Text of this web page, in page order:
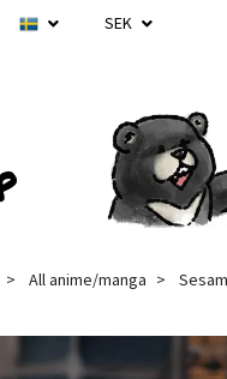
SEK
All anime/manga